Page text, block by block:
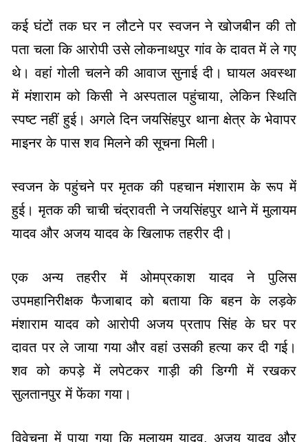
कई घंटों तक घर न लौटने पर स्वजन ने खोजबीन की तो
पता चला कि आरोपी उसे लोकनाथपुर गांव के दावत में ले गए
थे। वहां गोली चलने की आवाज सुनाई दी। घायल अवस्था
में मंशाराम को किसी ने अस्पताल पहुंचाया, लेकिन स्थिति
स्पष्ट नहीं हुई। अगले दिन जयसिंहपुर थाना क्षेत्र के भेवापर
माइनर के पास शव मिलने की सूचना मिली।
स्वजन के पहुंचने पर मृतक की पहचान मंशाराम के रूप में
हुई। मृतक की चाची चंद्रावती ने जयसिंहपुर थाने में मुलायम
यादव और अजय यादव के खिलाफ तहरीर दी।
एक अन्य तहरीर में ओमप्रकाश यादव ने पुलिस
उपमहानिरीक्षक फैजाबाद को बताया कि बहन के लड़के
मंशाराम यादव को आरोपी अजय प्रताप सिंह के घर पर
दावत पर ले जाया गया और वहां उसकी हत्या कर दी गई।
शव को कपड़े में लपेटकर गाड़ी की डिग्गी में रखकर
सुलतानपुर में फेंका गया।
विवेचना में पाया गया कि मुलायम यादव, अजय यादव और